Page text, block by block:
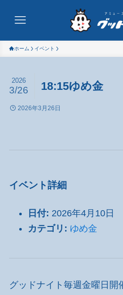
ホーム イベント
18:15ゆめ金
2026
3/26
2026年3月26日
イベント詳細
日付: 2026年4月10日
カテゴリ: ゆめ金
グッドナイト毎週金曜日開